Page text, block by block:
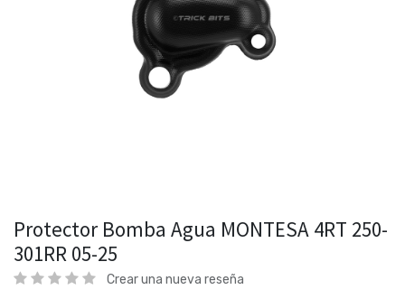
Protector Bomba Agua MONTESA 4RT 250-
301RR 05-25
Crear una nueva reseña